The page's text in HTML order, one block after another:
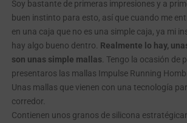
Soy bastante de primeras impresiones y a
buen instinto para esto, así que cuando me
en una caja que no es una simple caja, ya mi
hay algo bueno dentro. Realmente lo hay,
son unas simple mallas. Tengo la ocasión de
presentaros las mallas Impulse Running
Unas mallas que vienen con una tecnología
corredor.
Contienen unos granos de silicona